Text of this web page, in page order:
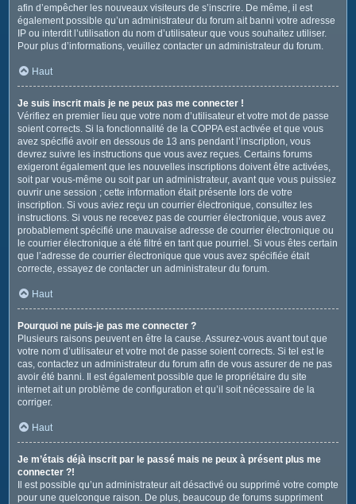
afin d’empêcher les nouveaux visiteurs de s’inscrire. De même, il est
également possible qu’un administrateur du forum ait banni votre adresse
IP ou interdit l’utilisation du nom d’utilisateur que vous souhaitez utiliser.
Pour plus d’informations, veuillez contacter un administrateur du forum.
Haut
Je suis inscrit mais je ne peux pas me connecter !
Vérifiez en premier lieu que votre nom d’utilisateur et votre mot de passe
soient corrects. Si la fonctionnalité de la COPPA est activée et que vous
avez spécifié avoir en dessous de 13 ans pendant l’inscription, vous
devrez suivre les instructions que vous avez reçues. Certains forums
exigeront également que les nouvelles inscriptions doivent être activées,
soit par vous-même ou soit par un administrateur, avant que vous puissiez
ouvrir une session ; cette information était présente lors de votre
inscription. Si vous aviez reçu un courrier électronique, consultez les
instructions. Si vous ne recevez pas de courrier électronique, vous avez
probablement spécifié une mauvaise adresse de courrier électronique ou
le courrier électronique a été filtré en tant que pourriel. Si vous êtes certain
que l’adresse de courrier électronique que vous avez spécifiée était
correcte, essayez de contacter un administrateur du forum.
Haut
Pourquoi ne puis-je pas me connecter ?
Plusieurs raisons peuvent en être la cause. Assurez-vous avant tout que
votre nom d’utilisateur et votre mot de passe soient corrects. Si tel est le
cas, contactez un administrateur du forum afin de vous assurer de ne pas
avoir été banni. Il est également possible que le propriétaire du site
internet ait un problème de configuration et qu’il soit nécessaire de la
corriger.
Haut
Je m’étais déjà inscrit par le passé mais ne peux à présent plus me
connecter ?!
Il est possible qu’un administrateur ait désactivé ou supprimé votre compte
pour une quelconque raison. De plus, beaucoup de forums suppriment